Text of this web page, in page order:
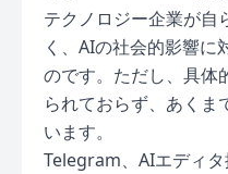
テクノロジー企業が自
く、AIの社会的影響に
のです。ただし、具体
られておらず、あくま
います。
Telegram、AIエディ